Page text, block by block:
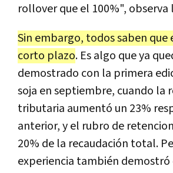
rollover que el 100%",
Sin embargo, todos saben que
corto plazo. Es algo que ya
demostrado con la primera
soja en septiembre, cuando la
tributaria aumentó un 23%
anterior, y el rubro de
20% de la recaudación total.
experiencia también demostró